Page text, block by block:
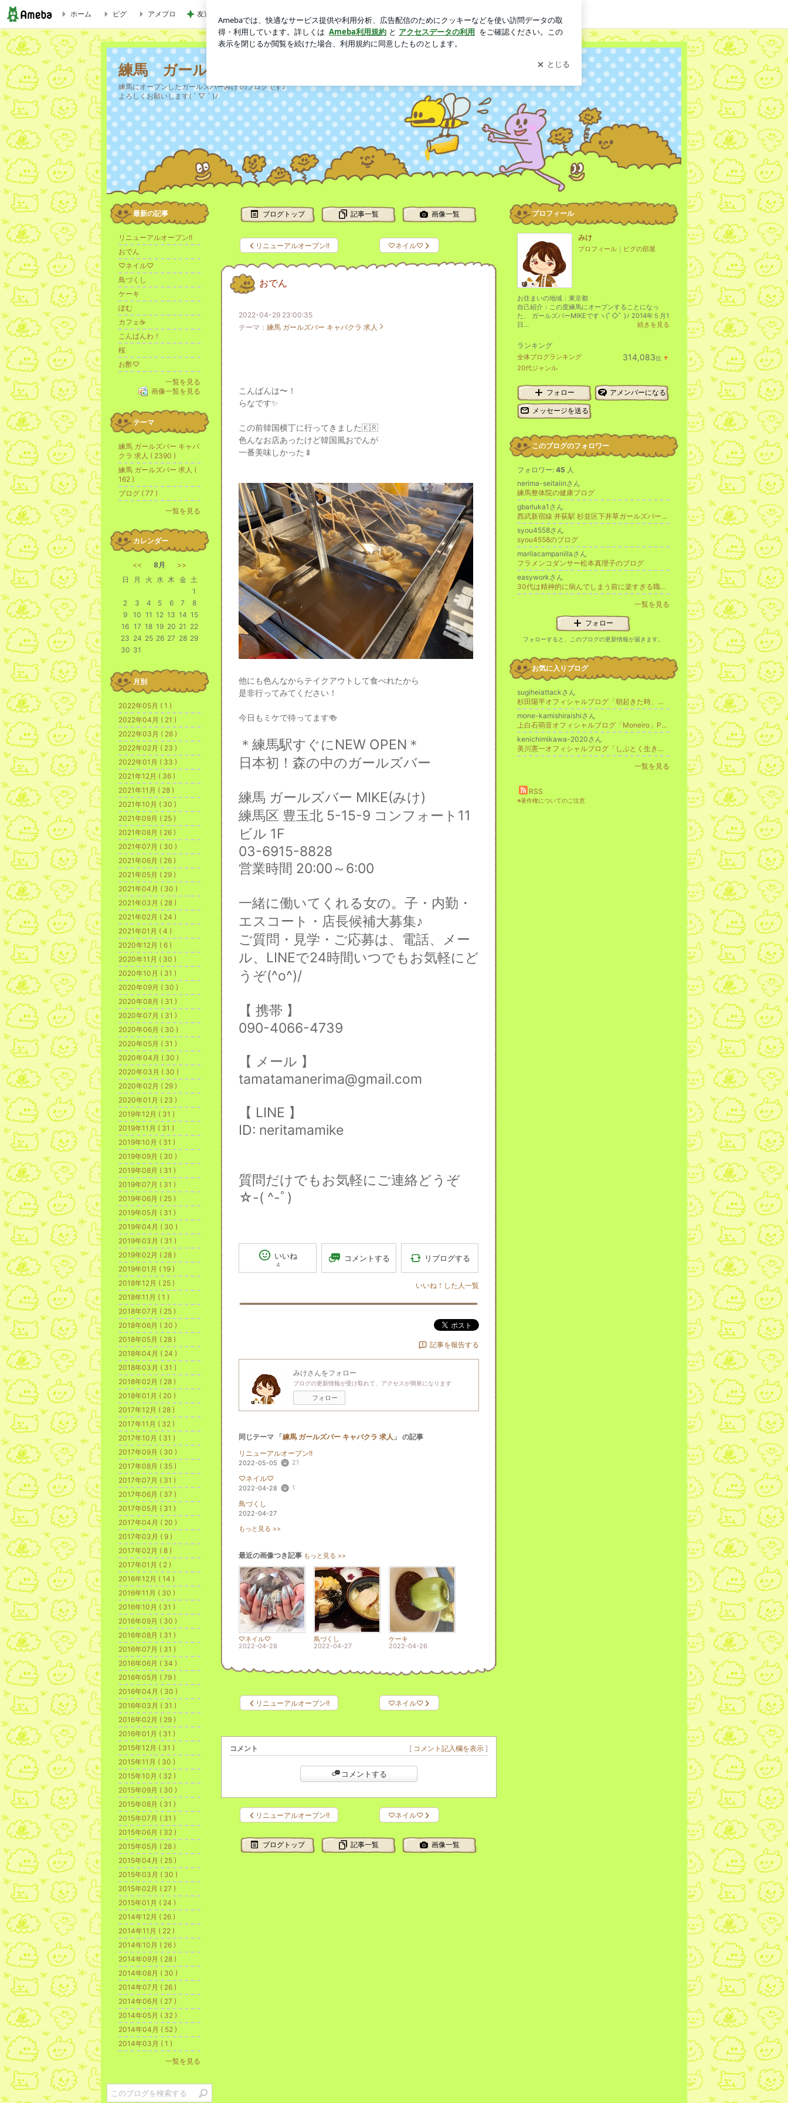
おでん | 練馬 ガールズバー MIKE(みけ)のブログ
ホーム ピグ アメブロ 友達のお土産を巡ってした交渉 ログイン
練馬 ガールズバー MIKE(みけ)のブログ
練馬にオープンしたガールズバーみけ のブログです♪
よろしくお願いします( ´ ▽ ` )ﾉ
ブログトップ 記事一覧 画像一覧
リニューアルオープン!! ♡ネイル♡
おでん
2022-04-29 23:00:35
テーマ： 練馬 ガールズバー キャバクラ 求人
こんばんは〜！
らなです✨
この前韓国横丁に行ってきました🇰🇷
色んなお店あったけど韓国風おでんが
一番美味しかった🍢
他にも色んなからテイクアウトして食べれたから
是非行ってみてください！
今日もミケで待ってます🍻
＊練馬駅すぐにNEW OPEN ＊
日本初！森の中のガールズバー
練馬 ガールズバー MIKE(みけ)
練馬区 豊玉北 5-15-9 コンフォート 11
ビル 1F
03-6915-8828
営業時間 20:00～ 6:00
一緒に働いてくれる女の。子・内勤・
エスコート・店長候補大募集♪
ご質問・見学・ご応募は、電話、メー
ル、 LINEで24時間いつでもお気軽にど
うぞ(^o^)/
【 携帯 】
090-4066-4739
【 メール 】
tamatamanerima@gmail.com
【 LINE 】
ID: neritamamike
質問だけでもお気軽にご連絡どうぞ
☆-( ^-ﾟ )
いいね
4
コメントする リブログする
いいね！した人一覧
ポスト
記事を報告する
みけさんをフォロー
ブログの更新情報が受け取れて、アクセスが簡単になります
フォロー
同じテーマ 「練馬 ガールズバー キャバクラ 求人 」 の記事
リニューアルオープン!!
2022-05-05 21
♡ネイル♡
2022-04-28 1
鳥づくし
2022-04-27
もっと見る >>
最近の画像つき記事 もっと見る >>
♡ネイル♡
2022-04-28
鳥づくし
2022-04-27
ケーキ
2022-04-26
リニューアルオープン!! ♡ネイル♡
[ コメント記入欄を表示 ]
コメント
コメントする
リニューアルオープン!! ♡ネイル♡
ブログトップ 記事一覧 画像一覧
プロフィール
みけ
プロフィール ｜ ピグの部屋
お住まいの地域： 東京都
自己紹介：この度練馬にオープンすることになっ
た、 ガールズバーMIKEですヽ(ﾟ◇ﾟ )ﾉ 2014年５月1
日...
続きを見る
ランキング
全体ブログランキング 314,083位 ↑
20代ジャンル
フォロー アメンバーになる
メッセージを送る
このブログのフォロワー
フォロワー: 45 人
nerima-seitaiinさん
練馬整体院の健康ブログ
gbarluka1さん
西武新宿線 井荻駅 杉並区下井草ガールズバールカ(*ﾟ▽ﾟ*)
syou4558さん
syou4558のブログ
marilacampanillaさん
フラメンコダンサー松本真理子のブログ
easyworkさん
30代は精神的に病んでしまう前に楽すぎる職に就きませんか？
一覧を見る
フォロー
フォローすると、このブログの更新情報が届きます。
お気に入りブログ
sugiheiattackさん
杉田陽平オフィシャルブログ「朝起きた時、そこにアートがあれば」 Powered by Ameba
mone-kamishiraishiさん
上白石萌音オフィシャルブログ「Moneiro」Powered by Ameba
kenichimikawa-2020さん
美川憲一オフィシャルブログ「しぶとく生きる」Powered by Ameba
更新
一覧を見る
RSS
※著作権についてのご注意
最新の記事
リニューアルオープン!!
おでん
♡ネイル♡
鳥づくし
ケーキ
ぽむ
カフェ☕️
こんばんわ！
桜
お酢♡
一覧を見る
画像一覧を見る
テーマ
練馬 ガールズバー キャバ
クラ 求人 ( 2390 )
練馬 ガールズバー 求人 (
162 )
ブログ ( 77 )
一覧を見る
カレンダー
<< 8月
>>
日
月 火 水 木 金 土
1
2
3 4 5 6 7
8
9
10 11 12 13 14 15
16 17 18 19 20 21 22
23 24 25 26 27 28 29
30 31
月別
2022年05月 ( 1 )
2022年04月 ( 21 )
2022年03月 ( 26 )
2022年02月 ( 23 )
2022年01月 ( 33 )
2021年12月 ( 36 )
2021年11月 ( 28 )
2021年10月 ( 30 )
2021年09月 ( 25 )
2021年08月 ( 26 )
2021年07月 ( 30 )
2021年06月 ( 26 )
2021年05月 ( 29 )
2021年04月 ( 30 )
2021年03月 ( 28 )
2021年02月 ( 24 )
2021年01月 ( 4 )
2020年12月 ( 6 )
2020年11月 ( 30 )
2020年10月 ( 31 )
2020年09月 ( 30 )
2020年08月 ( 31 )
2020年07月 ( 31 )
2020年06月 ( 30 )
2020年05月 ( 31 )
2020年04月 ( 30 )
2020年03月 ( 30 )
2020年02月 ( 29 )
2020年01月 ( 23 )
2019年12月 ( 31 )
2019年11月 ( 31 )
2019年10月 ( 31 )
2019年09月 ( 30 )
2019年08月 ( 31 )
2019年07月 ( 31 )
2019年06月 ( 25 )
2019年05月 ( 31 )
2019年04月 ( 30 )
2019年03月 ( 31 )
2019年02月 ( 28 )
2019年01月 ( 19 )
2018年12月 ( 25 )
2018年11月 ( 1 )
2018年07月 ( 25 )
2018年06月 ( 30 )
2018年05月 ( 28 )
2018年04月 ( 24 )
2018年03月 ( 31 )
2018年02月 ( 28 )
2018年01月 ( 20 )
2017年12月 ( 28 )
2017年11月 ( 32 )
2017年10月 ( 31 )
2017年09月 ( 30 )
2017年08月 ( 35 )
2017年07月 ( 31 )
2017年06月 ( 37 )
2017年05月 ( 31 )
2017年04月 ( 20 )
2017年03月 ( 9 )
2017年02月 ( 8 )
2017年01月 ( 2 )
2016年12月 ( 14 )
2016年11月 ( 30 )
2016年10月 ( 31 )
2016年09月 ( 30 )
2016年08月 ( 31 )
2016年07月 ( 31 )
2016年06月 ( 34 )
2016年05月 ( 79 )
2016年04月 ( 30 )
2016年03月 ( 31 )
2016年02月 ( 29 )
2016年01月 ( 31 )
2015年12月 ( 31 )
2015年11月 ( 30 )
2015年10月 ( 32 )
2015年09月 ( 30 )
2015年08月 ( 31 )
2015年07月 ( 31 )
2015年06月 ( 32 )
2015年05月 ( 28 )
2015年04月 ( 25 )
2015年03月 ( 30 )
2015年02月 ( 27 )
2015年01月 ( 24 )
2014年12月 ( 26 )
2014年11月 ( 22 )
2014年10月 ( 26 )
2014年09月 ( 28 )
2014年08月 ( 30 )
2014年07月 ( 26 )
2014年06月 ( 27 )
2014年05月 ( 32 )
2014年04月 ( 52 )
2014年03月 ( 1 )
一覧を見る